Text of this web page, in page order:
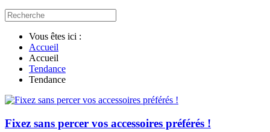
Vous êtes ici :
Accueil
Accueil
Tendance
Tendance
Fixez sans percer vos accessoires préférés !